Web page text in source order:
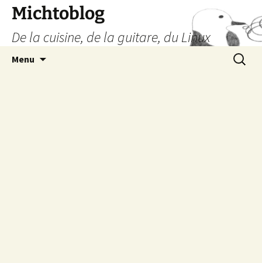
Aller
contenu
Michtoblog
De la cuisine, de la guitare, du Linux
Menu